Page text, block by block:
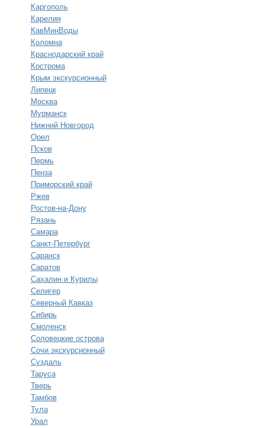
Каргополь
Карелия
КавМинВоды
Коломна
Краснодарский край
Кострома
Крым экскурсионный
Липецк
Москва
Мурманск
Нижний Новгород
Орел
Псков
Пермь
Пенза
Приморский край
Ржев
Ростов-на-Дону
Рязань
Самара
Санкт-Петербург
Саранск
Саратов
Сахалин и Курилы
Селигер
Северный Кавказ
Сибирь
Смоленск
Соловецкие острова
Сочи экскурсионный
Суздаль
Таруса
Тверь
Тамбов
Тула
Урал